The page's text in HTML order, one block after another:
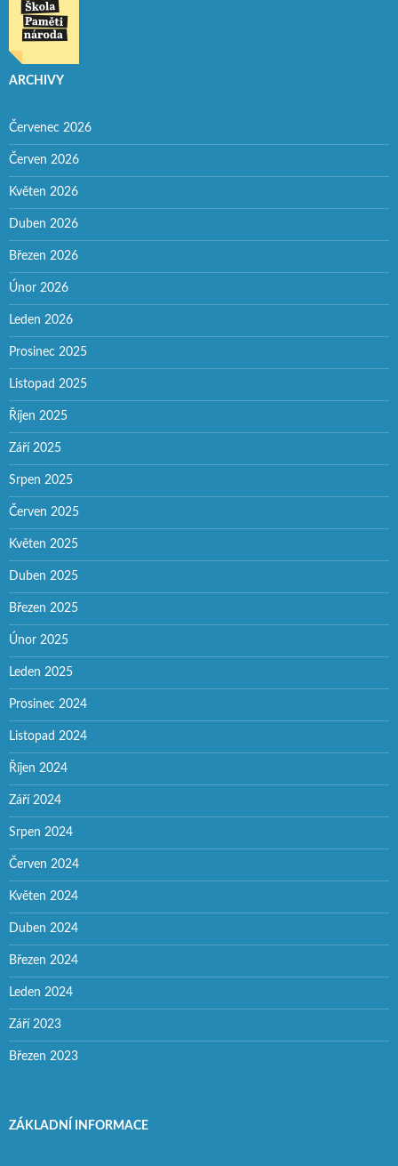
ARCHIVY
Červenec 2026
Červen 2026
Květen 2026
Duben 2026
Březen 2026
Únor 2026
Leden 2026
Prosinec 2025
Listopad 2025
Říjen 2025
Září 2025
Srpen 2025
Červen 2025
Květen 2025
Duben 2025
Březen 2025
Únor 2025
Leden 2025
Prosinec 2024
Listopad 2024
Říjen 2024
Září 2024
Srpen 2024
Červen 2024
Květen 2024
Duben 2024
Březen 2024
Leden 2024
Září 2023
Březen 2023
ZÁKLADNÍ INFORMACE